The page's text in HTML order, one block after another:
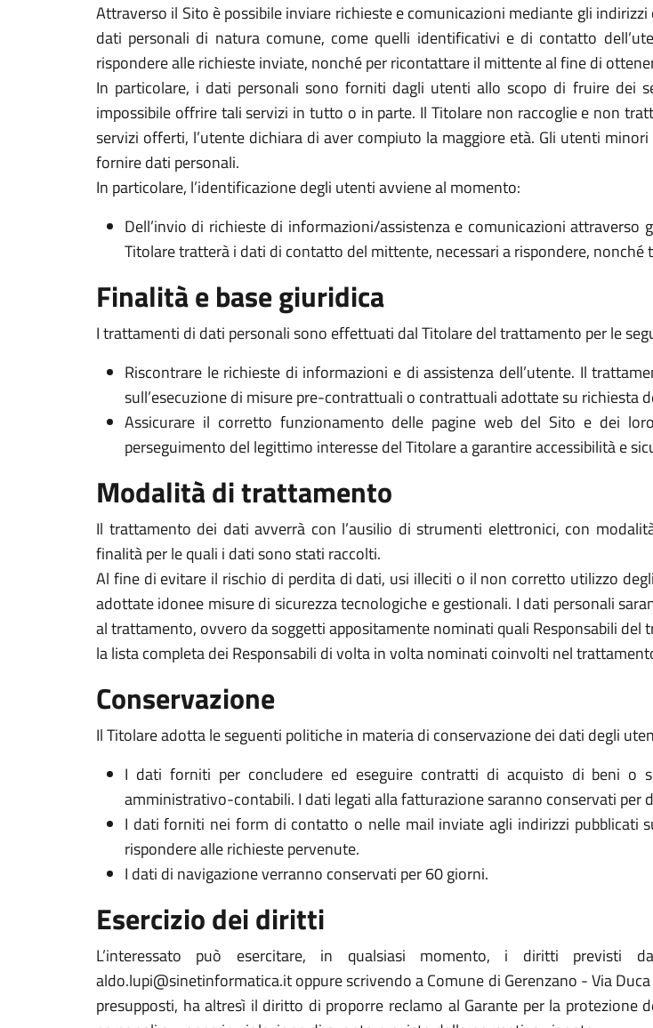
Attraverso il Sito è possibile inviare richieste e comunicazioni mediante gli
dati personali di natura comune, come quelli identificativi e di contatto
rispondere alle richieste inviate, nonché per ricontattare il mittente al fine di
In particolare, i dati personali sono forniti dagli utenti allo scopo di fruire dei
impossibile offrire tali servizi in tutto o in parte. Il Titolare non raccoglie e non
servizi offerti, l’utente dichiara di aver compiuto la maggiore età. Gli utenti
fornire dati personali.
In particolare, l’identificazione degli utenti avviene al momento:
Dell’invio di richieste di informazioni/assistenza e comunicazioni
Titolare tratterà i dati di contatto del mittente, necessari a rispondere,
Finalità e base giuridica
I trattamenti di dati personali sono effettuati dal Titolare del trattamento per le
Riscontrare le richieste di informazioni e di assistenza dell’utente. Il
sull’esecuzione di misure pre-contrattuali o contrattuali adottate su richiesta
Assicurare il corretto funzionamento delle pagine web del Sito e dei
perseguimento del legittimo interesse del Titolare a garantire accessibilità e
Modalità di trattamento
Il trattamento dei dati avverrà con l’ausilio di strumenti elettronici, con
finalità per le quali i dati sono stati raccolti.
Al fine di evitare il rischio di perdita di dati, usi illeciti o il non corretto utilizzo
adottate idonee misure di sicurezza tecnologiche e gestionali. I dati personali
al trattamento, ovvero da soggetti appositamente nominati quali Responsabili
la lista completa dei Responsabili di volta in volta nominati coinvolti nel
Conservazione
Il Titolare adotta le seguenti politiche in materia di conservazione dei dati degli
I dati forniti per concludere ed eseguire contratti di acquisto di beni o
amministrativo-contabili. I dati legati alla fatturazione saranno conservati per
I dati forniti nei form di contatto o nelle mail inviate agli indirizzi pubblicati
rispondere alle richieste pervenute.
I dati di navigazione verranno conservati per 60 giorni.
Esercizio dei diritti
L’interessato può esercitare, in qualsiasi momento, i diritti previsti
aldo.lupi@sinetinformatica.it oppure scrivendo a Comune di Gerenzano - Via
presupposti, ha altresì il diritto di proporre reclamo al Garante per la